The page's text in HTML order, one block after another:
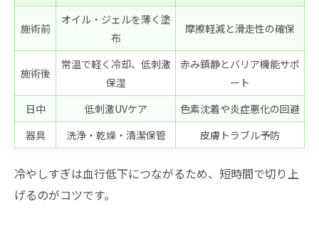
施術前
オイル・ジェルを薄く塗
布
摩擦軽減と滑走性の確保
施術後
常温で軽く冷却、低刺激
保湿
赤み鎮静とバリア機能サポ
ート
日中
低刺激UVケア
色素沈着や炎症悪化の回避
器具
洗浄・乾燥・清潔保管 皮膚トラブル予防
冷やしすぎは血行低下につながるため、短時間で切り上
げるのがコツです。